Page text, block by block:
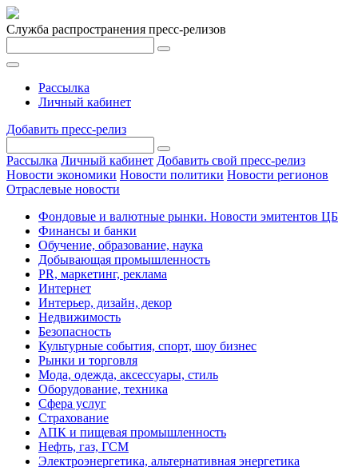
Служба распространения пресс-релизов
Рассылка
Личный кабинет
Добавить пресс-релиз
Рассылка Личный кабинет Добавить свой пресс-релиз
Новости экономики Новости политики Новости регионов
Отраслевые новости
Фондовые и валютные рынки. Новости эмитентов ЦБ
Финансы и банки
Обучение, образование, наука
Добывающая промышленность
PR, маркетинг, реклама
Интернет
Интерьер, дизайн, декор
Недвижимость
Безопасность
Культурные события, спорт, шоу бизнес
Рынки и торговля
Мода, одежда, аксессуары, стиль
Оборудование, техника
Сфера услуг
Страхование
АПК и пищевая промышленность
Нефть, газ, ГСМ
Электроэнергетика, альтернативная энергетика